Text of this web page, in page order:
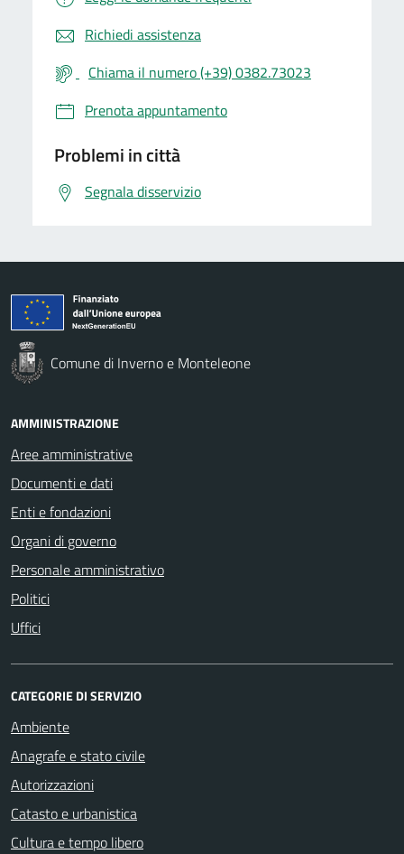
Richiedi assistenza
Chiama il numero (+39) 0382.73023
Prenota appuntamento
Problemi in città
Segnala disservizio
Comune di Inverno e Monteleone
AMMINISTRAZIONE
Aree amministrative
Documenti e dati
Enti e fondazioni
Organi di governo
Personale amministrativo
Politici
Uffici
CATEGORIE DI SERVIZIO
Ambiente
Anagrafe e stato civile
Autorizzazioni
Catasto e urbanistica
Cultura e tempo libero